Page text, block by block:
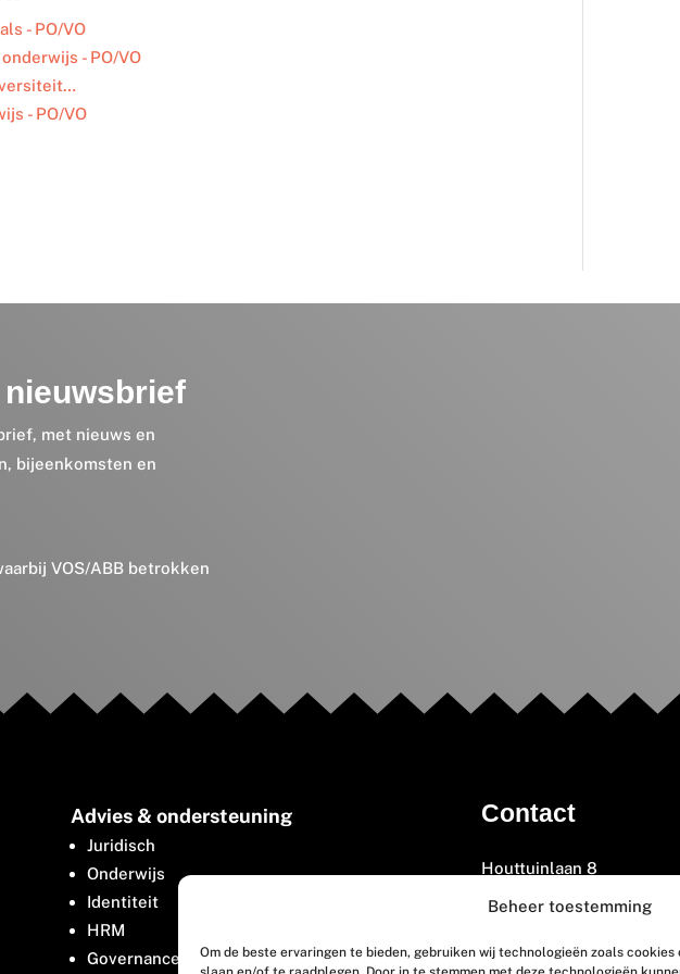
Beheer toestemming
Om de beste ervaringen te bieden, gebruiken wij technologieën zoals
- PO/VO
- PO/VO
- PO/VO
met nieuws en
bijeenkomsten en
VOS/ABB betrokken
Advies & ondersteuning
Juridisch
Onderwijs
Identiteit
HRM
Governance
Contact
Houttuinlaan 8
3447 GM Woerden
(0348) 405 200